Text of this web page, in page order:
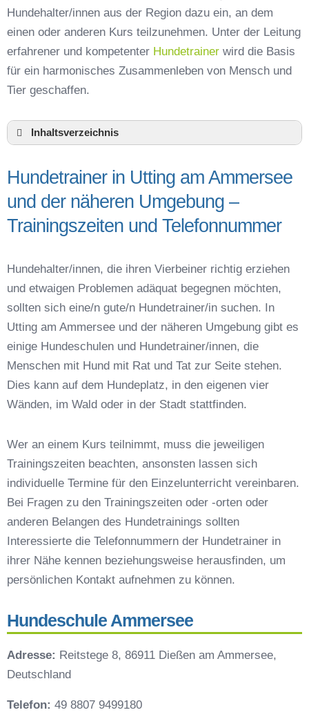
Hundehalter/innen aus der Region dazu ein, an dem
einen oder anderen Kurs teilzunehmen. Unter der Leitung
erfahrener und kompetenter Hundetrainer wird die Basis
für ein harmonisches Zusammenleben von Mensch und
Tier geschaffen.
Inhaltsverzeichnis
Umgebung
Hundetrainer in Utting am Ammersee und der
näheren Umgebung – Trainingszeiten und
Telefonnummer
Das macht einen guten Hundetrainer aus
am Lech – Online-Test
Hundetrainer Ausbildung in Utting am
Ammersee oder online
Hundezubehör für das Training und
Hundespielzeug zur Beschäftigung
Preisvergleich der Hundeschulen in Utting am
Hundeschulen vs. Hundesportvereine in Utting
am Ammersee
Utting am Ammersee
Darum lohnt sich der Besuch einer
Hundeschule
Hundetrainer in Utting am Ammersee
und der näheren Umgebung –
Trainingszeiten und Telefonnummer
Hundehalter/innen, die ihren Vierbeiner richtig erziehen
und etwaigen Problemen adäquat begegnen möchten,
sollten sich eine/n gute/n Hundetrainer/in suchen. In
Utting am Ammersee und der näheren Umgebung gibt es
einige Hundeschulen und Hundetrainer/innen, die
Menschen mit Hund mit Rat und Tat zur Seite stehen.
Dies kann auf dem Hundeplatz, in den eigenen vier
Wänden, im Wald oder in der Stadt stattfinden.
Wer an einem Kurs teilnimmt, muss die jeweiligen
Trainingszeiten beachten, ansonsten lassen sich
individuelle Termine für den Einzelunterricht vereinbaren.
Bei Fragen zu den Trainingszeiten oder -orten oder
anderen Belangen des Hundetrainings sollten
Interessierte die Telefonnummern der Hundetrainer in
ihrer Nähe kennen beziehungsweise herausfinden, um
persönlichen Kontakt aufnehmen zu können.
Hundeschule Ammersee
Adresse: Reitstege 8, 86911 Dießen am Ammersee,
Deutschland
Telefon: 49 8807 9499180